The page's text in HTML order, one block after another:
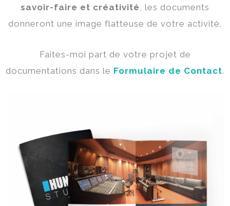
savoir-faire et créativité , les documents
donneront une image flatteuse de votre activité.
Faites-moi part de votre projet de
documentations dans le Formulaire de Contact.